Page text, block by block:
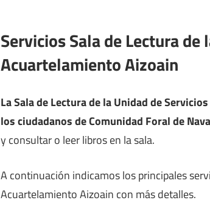
Servicios Sala de Lectura
Acuartelamiento Aizoain
La Sala de Lectura de la Unidad de
los ciudadanos de Comunidad Foral de
y consultar o leer libros en la sala.
A continuación indicamos los principales
Acuartelamiento Aizoain con más detalles.